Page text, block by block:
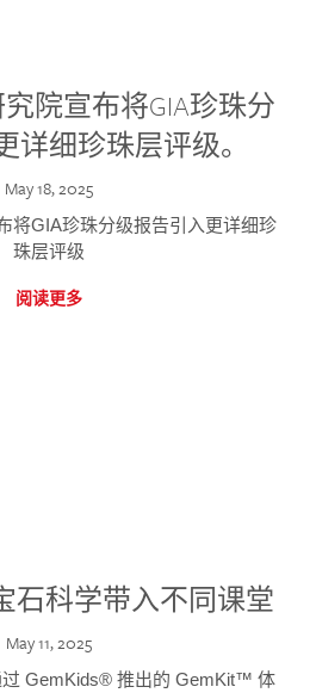
院宣布将GIA珍珠分
详细珍珠层评级。
May 18, 2025
将GIA珍珠分级报告引入更详细珍
珠层评级
阅读更多
石科学带入不同课堂
May 11, 2025
GemKids® 推出的 GemKit™ 体